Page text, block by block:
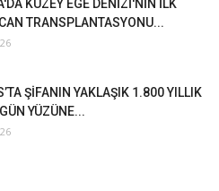
KUZEY EGE DENİZİ'NİN İLK
TRANSPLANTASYONU...
ŞİFANIN YAKLAŞIK 1.800 YILLIK
YÜZÜNE...